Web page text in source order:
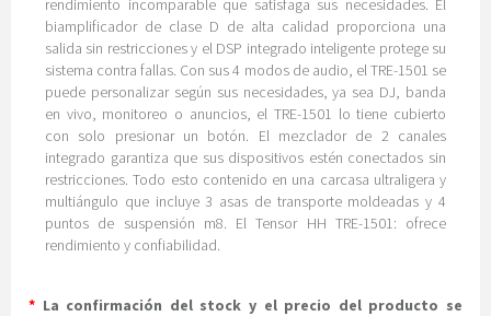
rendimiento incomparable que satisfaga sus necesidades. El
biamplificador de clase D de alta calidad proporciona una
salida sin restricciones y el DSP integrado inteligente protege su
sistema contra fallas. Con sus 4 modos de audio, el TRE-1501 se
puede personalizar según sus necesidades, ya sea DJ, banda
en vivo, monitoreo o anuncios, el TRE-1501 lo tiene cubierto
con solo presionar un botón. El mezclador de 2 canales
integrado garantiza que sus dispositivos estén conectados sin
restricciones. Todo esto contenido en una carcasa ultraligera y
multiángulo que incluye 3 asas de transporte moldeadas y 4
puntos de suspensión m8. El Tensor HH TRE-1501: ofrece
rendimiento y confiabilidad.
* La confirmación del stock y el precio del producto se